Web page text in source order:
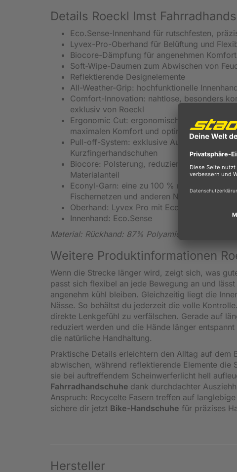
Details Roeckl Imst
Eco.Sense-Innenhand für rutschfesten,
Lyvex-Pro-Oberhand für Belüftung und
Biocore-Dämpfung für angenehmen
Soft-Wipe-Daumen zum Abwischen von
Reflektierende Designelemente
All-Weather-Grip: hochfunktionelle
Comfort-Innovation: nahtlose, besonders
exklusiv von Roeckl
Ergonomic Cut: ergonomisches
maximalen Komfort und optimale
Pull-off-System: exklusive Ausziehhilfe von
Kurzfingerhandschuhen
Biocore: Polsterung, reduziert Stöße für
Materialanteil
Econyl-Garn: eine zu 100 % regenerierte
Fischernetzen und anderen Nylonabfällen
Oberhand: Lyvex Pro mit Econyl-Garn
Innenhand: Eco.Sense
Material: Rückhand: 87% Polyamide; 13%
Weitere Produktinformationen
Wenn die Strecke länger wird, zeigt sich, was
passt sich flexibel an jede Bewegung an und
angenehm kühl bleiben. Gleichzeitig liegt die
Nässe. So behältst du jederzeit die volle
direkte Lenkgefühl zu verfälschen. Gerade auf
reduziert werden und die Hände länger
die natürliche Handhaltung.
Praktische Details erleichtern den Alltag auf dem
abwischen, während reflektierende Elemente die
sie bei auftreffendem Scheinwerferlicht hell
Fahrradhandschuhe dank durchdachter
Anspruch: Recycelte Fasern treffen auf
sichere dir jetzt Bike-Handschuhe für präzises
Hersteller